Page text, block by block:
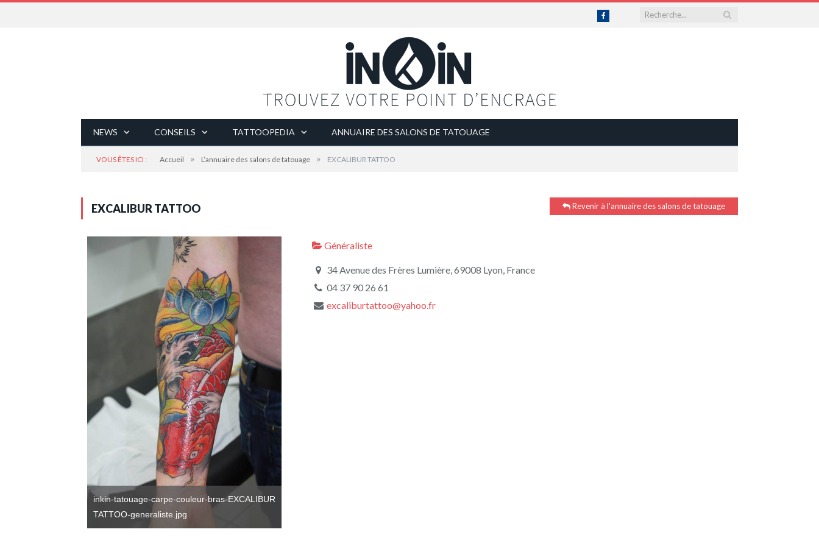
Facebook
NEWS CONSEILS TATTOOPEDIA ANNUAIRE DES SALONS DE TATOUAGE
VOUS ÊTES ICI : Accueil » L’annuaire des salons de tatouage » EXCALIBUR TATTOO
Revenir à l'annuaire des salons de tatouage
EXCALIBUR TATTOO
inkin-tatouage-carpe-couleur-bras-EXCALIBUR
TATTOO-generaliste.jpg
Généraliste
34 Avenue des Frères Lumière, 69008 Lyon, France
04 37 90 26 61
excaliburtattoo@yahoo.fr